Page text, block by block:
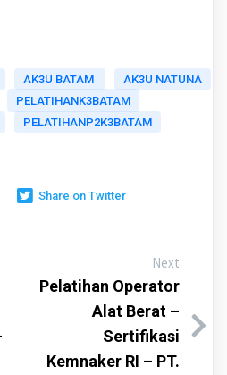
AK3U BATAM
AK3U NATUNA
PELATIHANK3BATAM
PELATIHANP2K3BATAM
Share on Twitter
Next
Pelatihan Operator
Alat Berat –
Sertifikasi
Kemnaker RI – PT.